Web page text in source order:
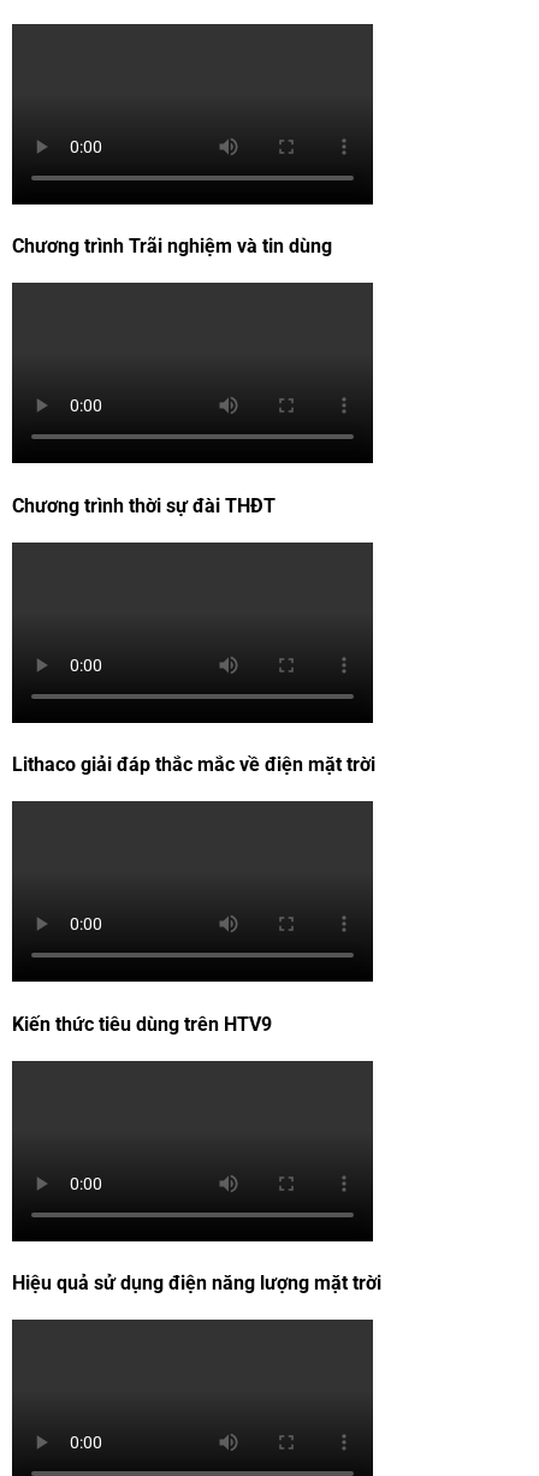
Chương trình Trãi nghiệm và tin dùng
Chương trình thời sự đài THĐT
Lithaco giải đáp thắc mắc về điện mặt trời
Kiến thức tiêu dùng trên HTV9
Hiệu quả sử dụng điện năng lượng mặt trời